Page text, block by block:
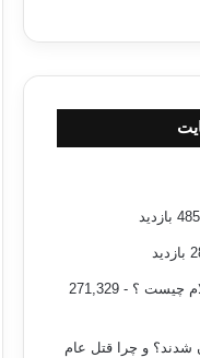
چیست ؟
- 271,329
شدند؟ و چرا قتل عام